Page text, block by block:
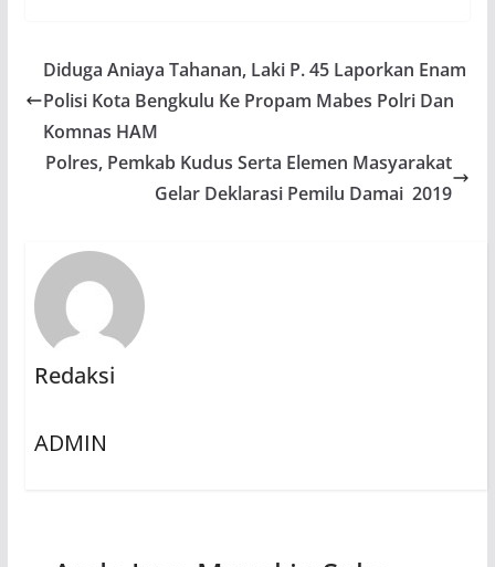
Diduga Aniaya Tahanan, Laki P. 45 Laporkan Enam
Polisi Kota Bengkulu Ke Propam Mabes Polri Dan
Komnas HAM
Polres, Pemkab Kudus Serta Elemen Masyarakat
Gelar Deklarasi Pemilu Damai 2019
Redaksi
ADMIN